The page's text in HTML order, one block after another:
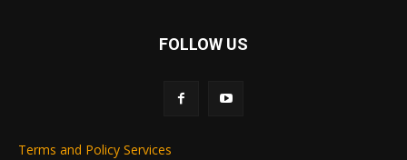
FOLLOW US
Terms and Policy Services